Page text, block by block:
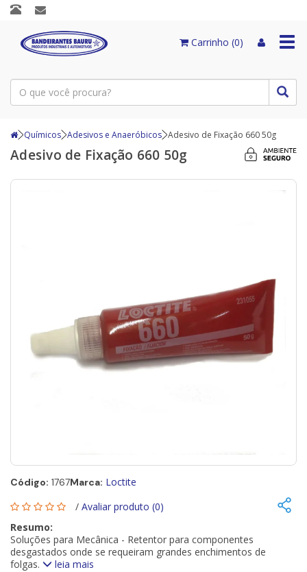
Carrinho (0)
Químicos Adesivos e Anaeróbicos Adesivo de Fixação 660 50g
Adesivo de Fixação 660 50g
Código: 1767Marca: Loctite
/ Avaliar produto (0)
Resumo:
Soluções para Mecânica - Retentor para componentes
desgastados onde se requeiram grandes enchimentos de
folgas.
leia mais